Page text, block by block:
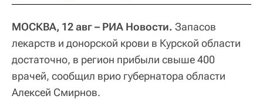
МОСКВА, 12 авг – РИА Новости. Запасов
лекарств и донорской крови в Курской области
достаточно, в регион прибыли свыше 400
врачей, сообщил врио губернатора области
Алексей Смирнов.